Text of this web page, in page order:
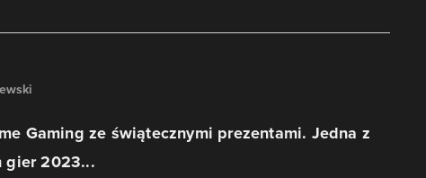
Gaming ze świątecznymi prezentami. Jedna z
gier 2023...